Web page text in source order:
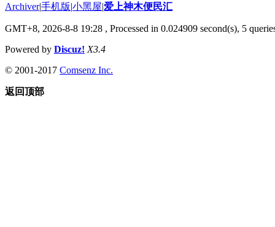
Archiver|手机版|小黑屋|爱上神木便民汇
GMT+8, 2026-8-8 19:28 , Processed in 0.024909 second(s), 5
Powered by Discuz! X3.4
© 2001-2017 Comsenz Inc.
返回顶部